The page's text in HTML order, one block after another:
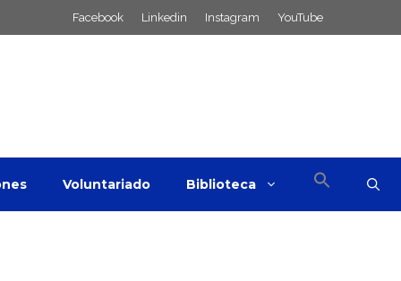
Facebook Linkedin Instagram YouTube
Voluntariado Biblioteca